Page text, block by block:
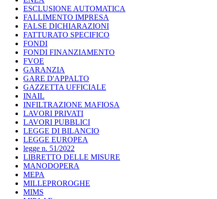
ESCLUSIONE AUTOMATICA
FALLIMENTO IMPRESA
FALSE DICHIARAZIONI
FATTURATO SPECIFICO
FONDI
FONDI FINANZIAMENTO
FVOE
GARANZIA
GARE D'APPALTO
GAZZETTA UFFICIALE
INAIL
INFILTRAZIONE MAFIOSA
LAVORI PRIVATI
LAVORI PUBBLICI
LEGGE DI BILANCIO
LEGGE EUROPEA
legge n. 51/2022
LIBRETTO DELLE MISURE
MANODOPERA
MEPA
MILLEPROROGHE
MIMS